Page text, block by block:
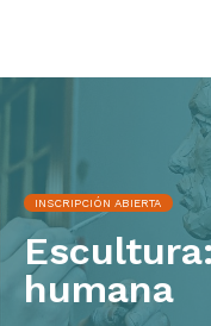
INSCRIPCIÓN ABIERTA
humana